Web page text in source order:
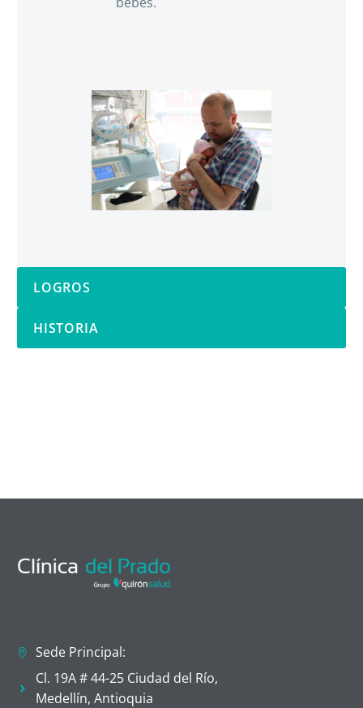
LOGROS
HISTORIA
Sede Principal:
Cl. 19A # 44-25 Ciudad del Río,
Medellín, Antioquia